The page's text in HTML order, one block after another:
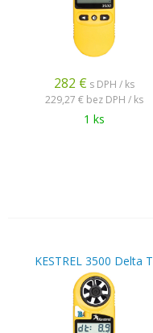
282 € s DPH / ks
229,27 € bez DPH / ks
1 ks
KESTREL 3500 Delta T